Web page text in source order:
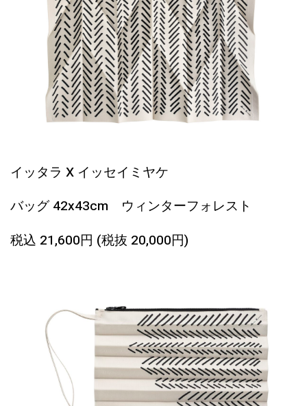
イッタラ X イッセイミヤケ
バッグ 42x43cm ウィンターフォレスト
税込 21,600円 (税抜 20,000円)